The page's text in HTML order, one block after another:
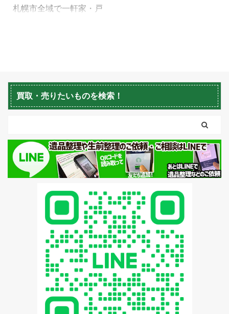
札幌市全域で一軒家・戸
山鼻の一軒家・戸建（間
取りは10LDK）からの ご
依頼で「片付け処分」を
区山鼻・2021年10
月/10LDK） 【無料相
談・お見積無料】>>お
盆の時期・不用品回収・
空き家の片付け・売却の
相談しませんか？ 札幌市
中央区山鼻だけではなく
近郊で残置物や不用品の
片付け処分をご希望でし
たら「生活応援エコスタ
イル」へおまかせくださ
い 今回の ...
買取・売りたいものを検索！